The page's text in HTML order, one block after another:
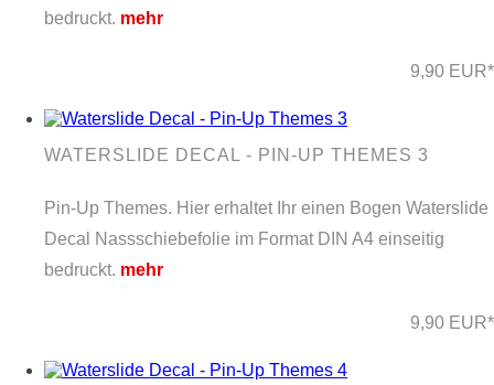
bedruckt. mehr
9,90 EUR*
WATERSLIDE DECAL - PIN-UP THEMES 3
Pin-Up Themes. Hier erhaltet Ihr einen Bogen Waterslide
Decal Nassschiebefolie im Format DIN A4 einseitig
bedruckt. mehr
9,90 EUR*